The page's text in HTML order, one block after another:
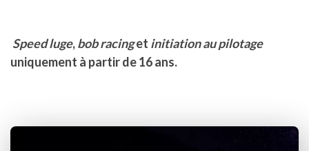
Speed luge,bob racinget initiation au pilotage
uniquement à partir de 16 ans.